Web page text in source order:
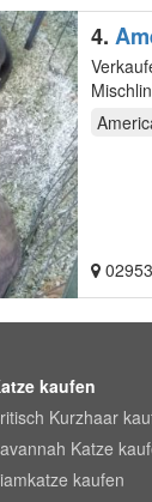
4.
Verkaufe
kaufen
Kurzhaar
Katze
kaufen